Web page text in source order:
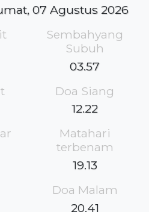
07 Agustus 2026
Sembahyang
Subuh
03.57
Doa Siang
12.22
Matahari
terbenam
19.13
Doa Malam
20.41